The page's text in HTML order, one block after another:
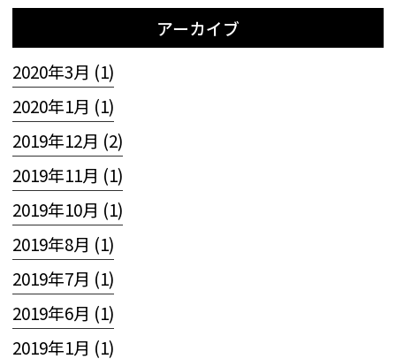
アーカイブ
2020年3月 (1)
2020年1月 (1)
2019年12月 (2)
2019年11月 (1)
2019年10月 (1)
2019年8月 (1)
2019年7月 (1)
2019年6月 (1)
2019年1月 (1)